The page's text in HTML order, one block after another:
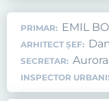
PRIMAR: EMIL
ARHITECT ȘEF:
SECRETAR:
INSPECTOR